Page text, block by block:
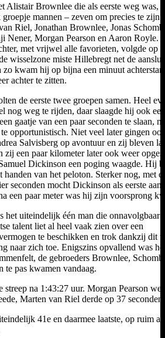
Alistair Brownlee die als eerste weg was,
mannen – zeven om precies te zijn
Riel, Jonathan Brownlee, Jonas
Nener, Morgan Pearson en Aaron Royle.
met vrijwel alle favorieten, volgde op
wisselzone miste Hillebregt net de
zo kwam hij op bijna een minuut
achter te zitten.
de eerste twee groepen samen. Heel
nog weg te rijden, daar slaagde hij ook
gaatje van een paar seconden te slaan,
opportunistisch. Niet veel later gingen
Salvisberg op avontuur en zij bleven
zij een paar kilometer later ook weer
Dickinson een poging waagde. Hij
handen van het peloton. Sterker nog, met
seconden mocht Dickinson als eerste aan
een paar meter was hij zijn voorsprong
het uiteindelijk één man die onnavolgbaar
talent liet al heel vaak zien over een
te beschikken en trok dankzij dit
naar zich toe. Enigszins opvallend was
de gebroeders Brownlee,
te pas kwamen vandaag.
streep na 1:43:27 uur. Morgan Pearson
Marten van Riel derde op 37 seconden.
41e en daarmee laatste, op ruim